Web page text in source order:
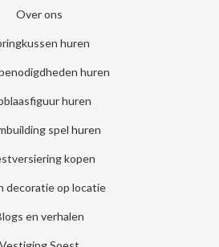
Over ons
huren
huren
huren
spel huren
kopen
decoratie op locatie
en verhalen